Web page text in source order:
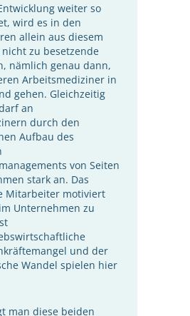
weiter so
wird es in den
allein aus diesem
zu besetzende
nämlich genau dann,
Arbeitsmediziner in
gehen. Gleichzeitig
an
durch den
Aufbau des
von Seiten
stark an. Das
Mitarbeiter motiviert
Unternehmen zu
und der
Wandel spielen hier
man diese beiden